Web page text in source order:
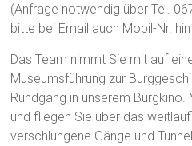
(Anfrage notwendig über Tel.
bitte bei Email auch Mobil-Nr.
Das Team nimmt Sie mit auf
Museumsführung zur
Rundgang in unserem
und fliegen Sie über das
verschlungene Gänge und